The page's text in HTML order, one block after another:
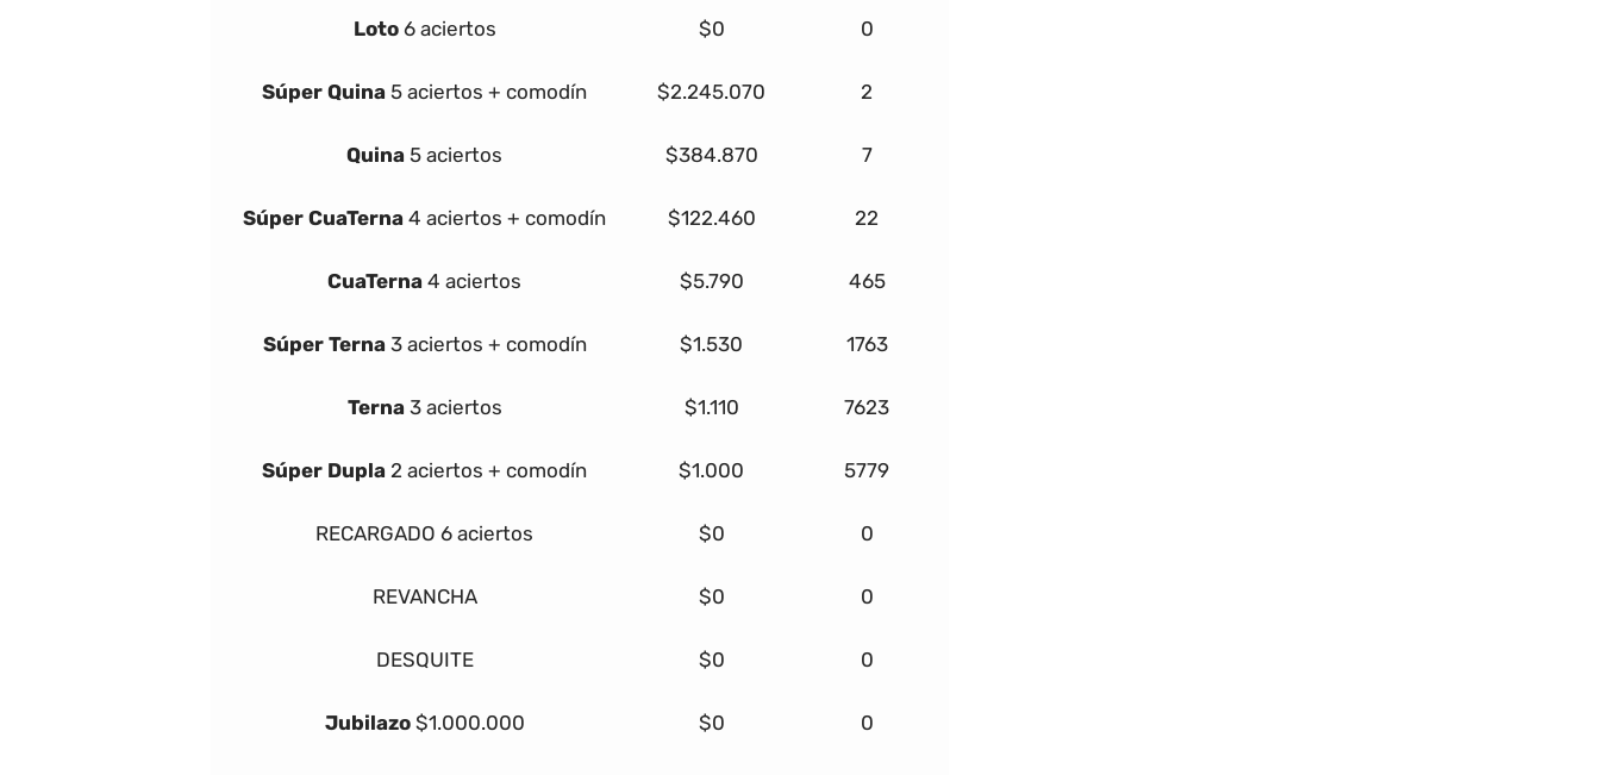
Loto 6 aciertos $0 0
Súper Quina 5 aciertos + comodín $2.245.070 2
Quina 5 aciertos $384.870 7
Súper CuaTerna 4 aciertos + comodín $122.460 22
CuaTerna 4 aciertos $5.790 465
Súper Terna 3 aciertos + comodín $1.530 1763
Terna 3 aciertos $1.110 7623
Súper Dupla 2 aciertos + comodín $1.000 5779
RECARGADO 6 aciertos $0 0
REVANCHA $0 0
DESQUITE $0 0
Jubilazo $1.000.000 $0 0